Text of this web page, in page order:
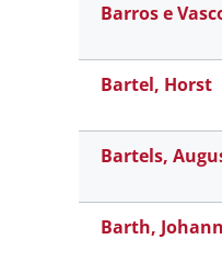
Barros e
Bartel, Horst
Bartels,
Barth,